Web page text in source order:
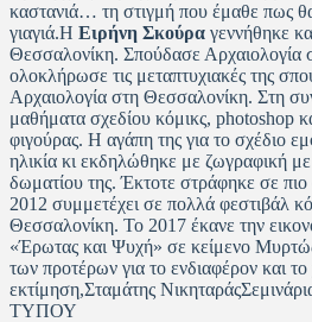
καστανιά… τη στιγμή που έμαθε πως
γιαγιά.Η Ειρήνη Σκούρα γεννήθηκε
Θεσσαλονίκη. Σπούδασε Αρχαιολογία
ολοκλήρωσε τις μεταπτυχιακές της
Αρχαιολογία στη Θεσσαλονίκη. Στη
μαθήματα σχεδίου κόμικς, photoshop
φιγούρας. Η αγάπη της για το σχέδιο
ηλικία κι εκδηλώθηκε με ζωγραφική
δωματίου της. Έκτοτε στράφηκε σε
2012 συμμετέχει σε πολλά φεστιβάλ
Θεσσαλονίκη. Το 2017 έκανε την
«Έρωτας και Ψυχή» σε κείμενο
των προτέρων για το ενδιαφέρον και
εκτίμηση,Σταμάτης
ΤΥΠΟΥ